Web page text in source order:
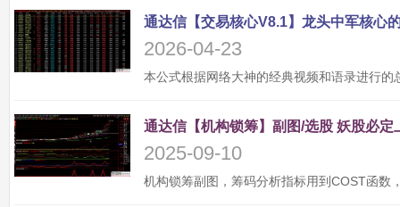
2026-04-23
2025-09-10